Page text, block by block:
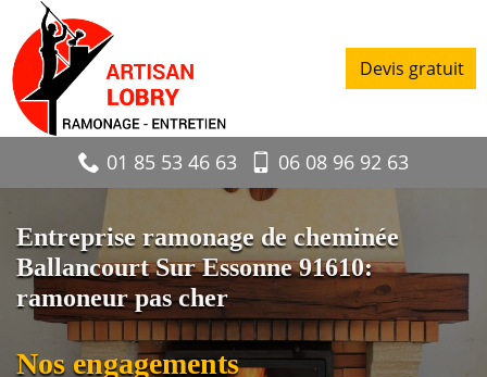
Devis gratuit
01 85 53 46 63 06 08 96 92 63
Entreprise ramonage de cheminée
Ballancourt Sur Essonne 91610:
ramoneur pas cher
Nos engagements